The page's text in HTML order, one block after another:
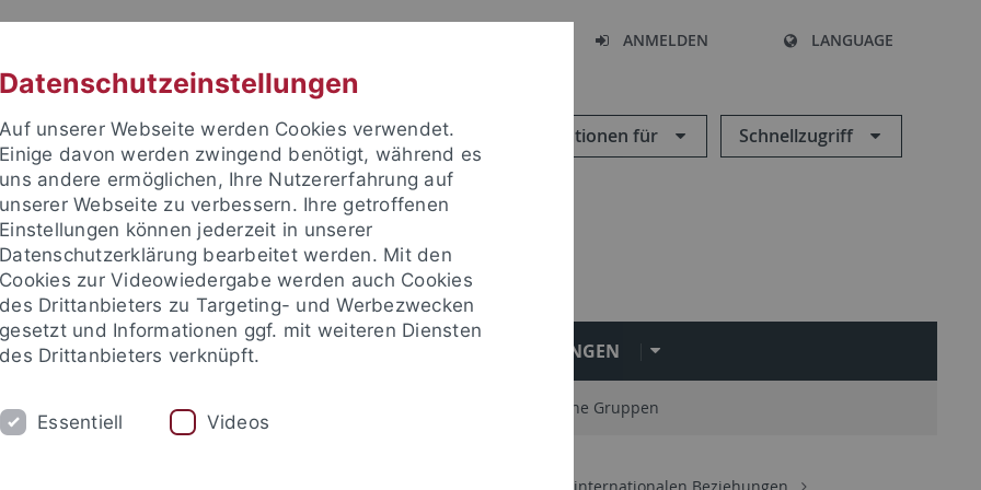
ANMELDEN LANGUAGE
Informationen für Schnellzugriff
LEHRSTÜHLE UND PERSONEN EINRICHTUNGEN
Studienfachberatung Fachschaften und studentische Gruppen
4. Recht der internationalen Beziehungen
Datenschutzeinstellungen
Auf unserer Webseite werden Cookies verwendet.
Einige davon werden zwingend benötigt, während es
uns andere ermöglichen, Ihre Nutzererfahrung auf
unserer Webseite zu verbessern. Ihre getroffenen
Einstellungen können jederzeit in unserer
Datenschutzerklärung bearbeitet werden. Mit den
Cookies zur Videowiedergabe werden auch Cookies
des Drittanbieters zu Targeting- und Werbezwecken
gesetzt und Informationen ggf. mit weiteren Diensten
des Drittanbieters verknüpft.
Essentiell Videos